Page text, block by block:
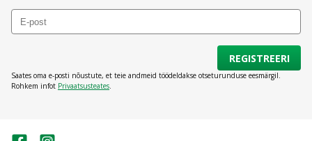
REGISTREERI
Saates oma e-posti nõustute, et teie andmeid töödeldakse otseturunduse eesmärgil.
Rohkem infot Privaatsusteates.